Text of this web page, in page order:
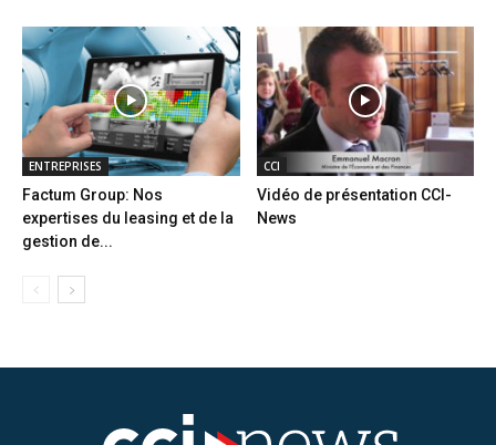
ENTREPRISES
Factum Group: Nos
expertises du leasing et de la
gestion de...
CCI
Vidéo de présentation CCI-
News